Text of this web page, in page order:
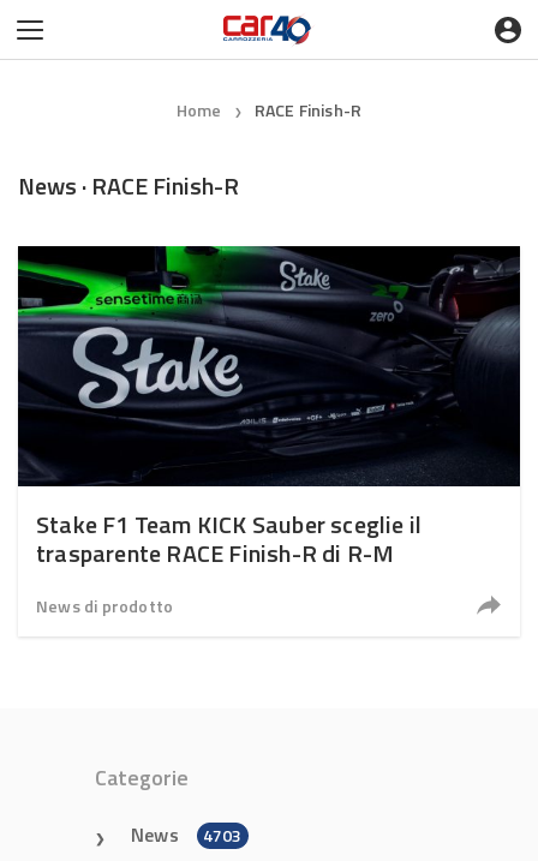
Home ❯ RACE Finish-R
News · RACE Finish-R
Stake F1 Team KICK Sauber sceglie il
trasparente RACE Finish-R di R-M
News di prodotto
Categorie
News 4703